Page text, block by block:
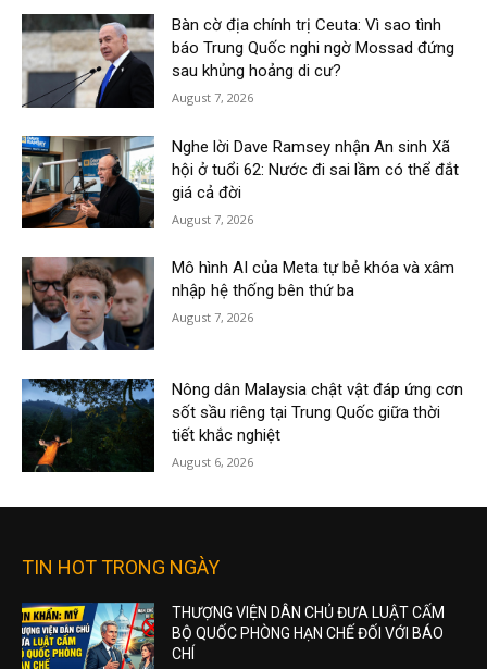
Bàn cờ địa chính trị Ceuta: Vì sao tình
báo Trung Quốc nghi ngờ Mossad đứng
sau khủng hoảng di cư?
August 7, 2026
Nghe lời Dave Ramsey nhận An sinh Xã
hội ở tuổi 62: Nước đi sai lầm có thể đắt
giá cả đời
August 7, 2026
Mô hình AI của Meta tự bẻ khóa và xâm
nhập hệ thống bên thứ ba
August 7, 2026
Nông dân Malaysia chật vật đáp ứng cơn
sốt sầu riêng tại Trung Quốc giữa thời
tiết khắc nghiệt
August 6, 2026
TIN HOT TRONG NGÀY
THƯỢNG VIỆN DÂN CHỦ ĐƯA LUẬT CẤM
BỘ QUỐC PHÒNG HẠN CHẾ ĐỐI VỚI BÁO
CHÍ